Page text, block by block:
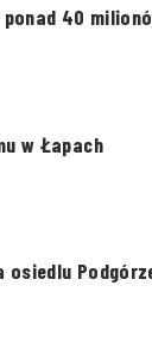
40
w Łapach
osiedlu